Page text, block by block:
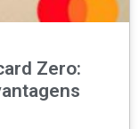
Zero: